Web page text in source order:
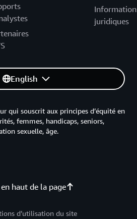
juridiques
English
haut de la page
qui souscrit aux principes d’équité en
femmes, handicaps, seniors,
sexuelle, âge.
d’utilisation du site